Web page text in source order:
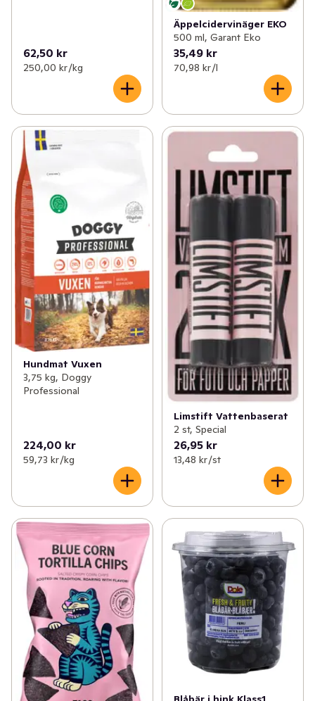
62,50 kr
250,00 kr /kg
Äppelcidervinäger EKO
500 ml, Garant Eko
35,49 kr
70,98 kr /l
Hundmat Vuxen
3,75 kg, Doggy
Professional
224,00 kr
59,73 kr /kg
Limstift Vattenbaserat
2 st, Special
26,95 kr
13,48 kr /st